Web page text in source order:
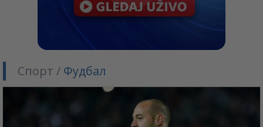
Спорт / Фудбал